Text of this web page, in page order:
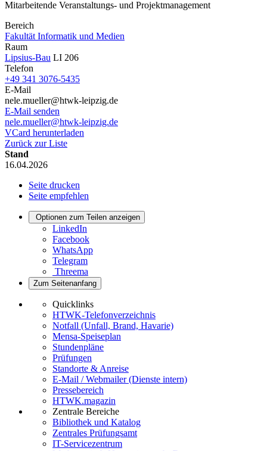
Mitarbeitende Veranstaltungs- und Projektmanagement
Bereich
Fakultät Informatik und Medien
Raum
Lipsius-Bau LI 206
Telefon
+49 341 3076-5435
E-Mail
nele.mueller@htwk-leipzig.de
E-Mail senden
nele.mueller@htwk-leipzig.de
VCard herunterladen
Zurück zur Liste
Stand
16.04.2026
Seite drucken
Seite empfehlen
Optionen zum Teilen anzeigen
LinkedIn
Facebook
WhatsApp
Telegram
Threema
Zum Seitenanfang
Quicklinks
HTWK-Telefonverzeichnis
Notfall (Unfall, Brand, Havarie)
Mensa-Speiseplan
Stundenpläne
Prüfungen
Standorte & Anreise
E-Mail / Webmailer (Dienste intern)
Pressebereich
HTWK.magazin
Zentrale Bereiche
Bibliothek und Katalog
Zentrales Prüfungsamt
IT-Servicezentrum